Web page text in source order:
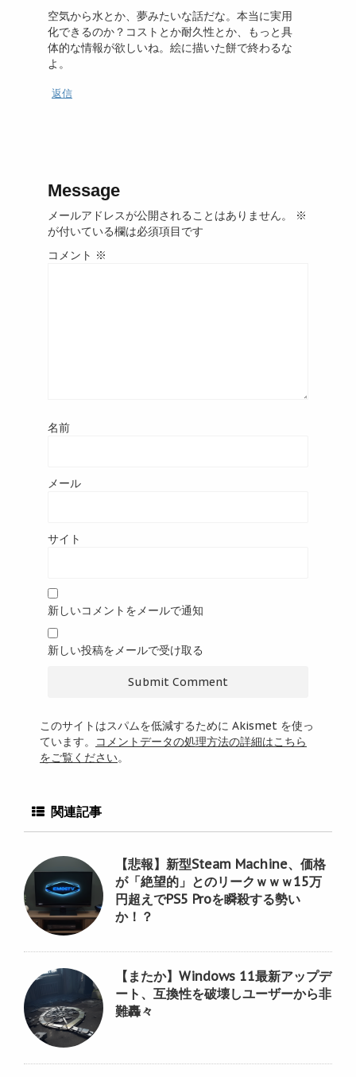
空気から水とか、夢みたいな話だな。本当に実用
化できるのか？コストとか耐久性とか、もっと具
体的な情報が欲しいね。絵に描いた餅で終わるな
よ。
返信
Message
メールアドレスが公開されることはありません。
※
が付いている欄は必須項目です
コメント ※
名前
メール
サイト
新しいコメントをメールで通知
新しい投稿をメールで受け取る
このサイトはスパムを低減するために Akismet を使っ
ています。
コメントデータの処理方法の詳細はこちら
をご覧ください。
関連記事
【悲報】新型Steam Machine、価格
が「絶望的」とのリークｗｗｗ15万
円超えでPS5 Proを瞬殺する勢い
か！？
【またか】Windows 11最新アップデ
ート、互換性を破壊しユーザーから非
難轟々